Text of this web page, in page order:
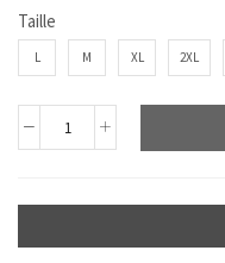
Taille
L M XL 2XL